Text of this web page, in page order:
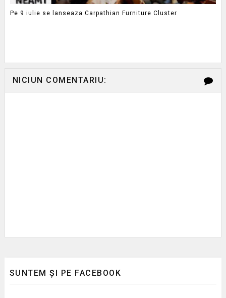
Pe 9 iulie se lanseaza Carpathian Furniture Cluster
NICIUN COMENTARIU:
SUNTEM ȘI PE FACEBOOK